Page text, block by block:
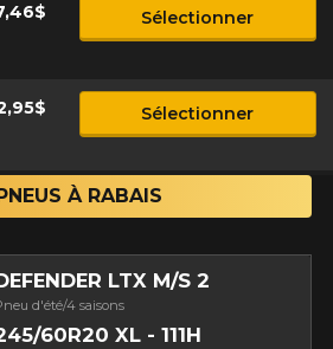
Sélectionner
Sélectionner
À RABAIS
LTX M/S 2
d'été/4 saisons
60R20 XL - 111H